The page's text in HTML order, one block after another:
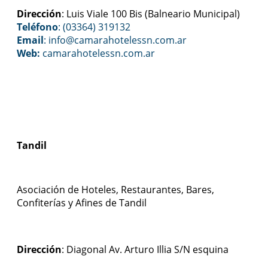
Dirección: Luis Viale 100 Bis (Balneario Municipal)
Teléfono: (03364) 319132
Email: info@camarahotelessn.com.ar
Web: camarahotelessn.com.ar
Tandil
Asociación de Hoteles, Restaurantes, Bares,
Confiterías y Afines de Tandil
Dirección: Diagonal Av. Arturo Illia S/N esquina